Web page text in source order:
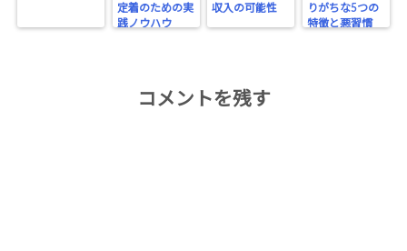
定着のための実
践ノウハウ
収入の可能性
りがちな5つの
特徴と悪習慣
コメントを残す